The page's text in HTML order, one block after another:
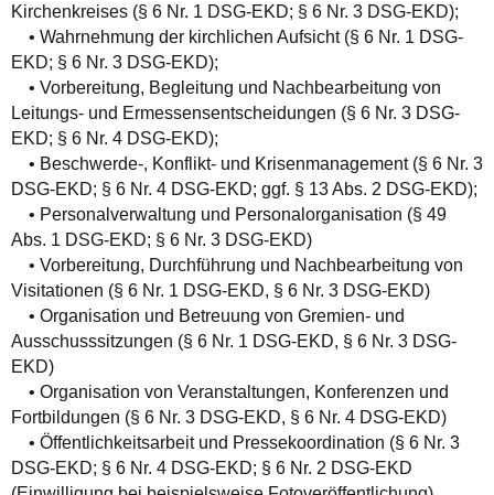
Kirchenkreises (§ 6 Nr. 1 DSG-EKD; § 6 Nr. 3 DSG-EKD);
• Wahrnehmung der kirchlichen Aufsicht (§ 6 Nr. 1 DSG-
EKD; § 6 Nr. 3 DSG-EKD);
• Vorbereitung, Begleitung und Nachbearbeitung von
Leitungs- und Ermessensentscheidungen (§ 6 Nr. 3 DSG-
EKD; § 6 Nr. 4 DSG-EKD);
• Beschwerde-, Konflikt- und Krisenmanagement (§ 6 Nr. 3
DSG-EKD; § 6 Nr. 4 DSG-EKD; ggf. § 13 Abs. 2 DSG-EKD);
• Personalverwaltung und Personalorganisation (§ 49
Abs. 1 DSG-EKD; § 6 Nr. 3 DSG-EKD)
• Vorbereitung, Durchführung und Nachbearbeitung von
Visitationen (§ 6 Nr. 1 DSG-EKD, § 6 Nr. 3 DSG-EKD)
• Organisation und Betreuung von Gremien- und
Ausschusssitzungen (§ 6 Nr. 1 DSG-EKD, § 6 Nr. 3 DSG-
EKD)
• Organisation von Veranstaltungen, Konferenzen und
Fortbildungen (§ 6 Nr. 3 DSG-EKD, § 6 Nr. 4 DSG-EKD)
• Öffentlichkeitsarbeit und Pressekoordination (§ 6 Nr. 3
DSG-EKD; § 6 Nr. 4 DSG-EKD; § 6 Nr. 2 DSG-EKD